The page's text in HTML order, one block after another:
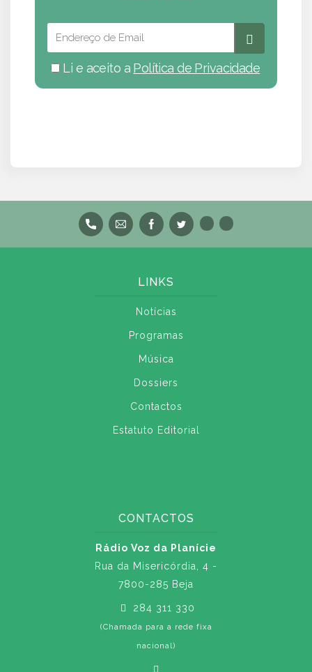
Li e aceito a Política de Privacidade
LINKS
Notícias
Programas
Música
Dossiers
Contactos
Estatuto Editorial
CONTACTOS
Rádio Voz da Planície
Rua da Misericórdia, 4 -
7800-285 Beja
284 311 330
(Chamada para a rede fixa
nacional)